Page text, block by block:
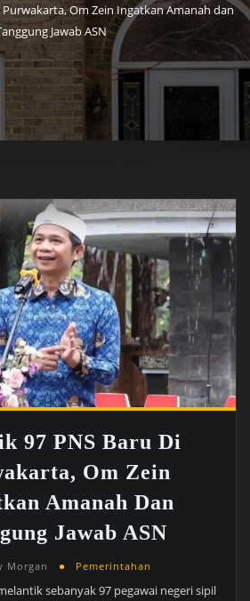
Purwakarta, Om Zein Ingatkan Amanah dan
Jawab ASN
97 PNS Baru Di
Om Zein
Amanah Dan
Jawab ASN
Morgan Pemerintahan
sebanyak 97 pegawai negeri sipil